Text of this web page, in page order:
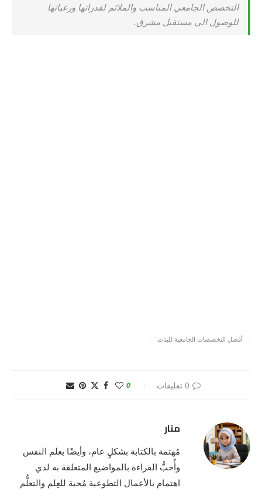
التخصص الجامعي المناسب والملائم لقدراتها ورغباتها
للوصول الى مستقبل مشرق.
أفضل التخصصات الجامعية للبنات
0 تعليقات 0
منار
مُهتمة بالكتابة بشكلٍ عام، وأيضًا بعلم النفس
وأُحبُّ القراءة بالمواضيع المتعلقة به لدي
اهتمام بالأعمال التطوعية مُحبة للعِلم والتعلُّم